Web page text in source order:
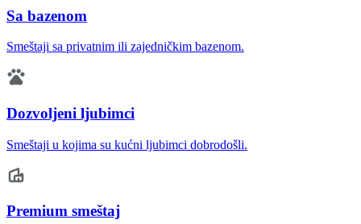
Sa bazenom
Smeštaji sa privatnim ili zajedničkim bazenom.
Dozvoljeni ljubimci
Smeštaji u kojima su kućni ljubimci dobrodošli.
Premium smeštaj